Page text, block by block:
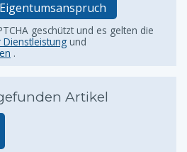
geschützt und es gelten die
und
.
Artikel